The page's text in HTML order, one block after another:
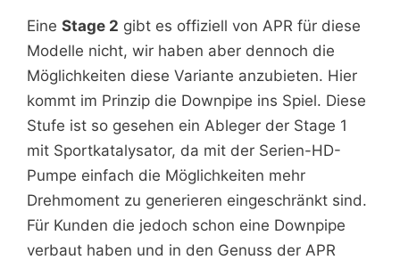
Eine Stage 2 gibt es offiziell von APR für diese
Modelle nicht, wir haben aber dennoch die
Möglichkeiten diese Variante anzubieten. Hier
kommt im Prinzip die Downpipe ins Spiel. Diese
Stufe ist so gesehen ein Ableger der Stage 1
mit Sportkatalysator, da mit der Serien-HD-
Pumpe einfach die Möglichkeiten mehr
Drehmoment zu generieren eingeschränkt sind.
Für Kunden die jedoch schon eine Downpipe
verbaut haben und in den Genuss der APR